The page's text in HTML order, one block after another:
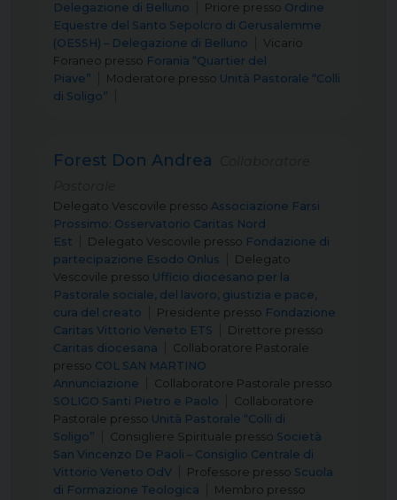
Delegazione di Belluno
Priore presso Ordine
Equestre del Santo Sepolcro di Gerusalemme
(OESSH) – Delegazione di Belluno
Vicario
Foraneo presso Forania “Quartier del
Piave”
Moderatore presso Unità Pastorale “Colli
di Soligo”
Forest Don Andrea
Delegato Vescovile presso Associazione Farsi
Prossimo: Osservatorio Caritas Nord
Est
Delegato Vescovile presso Fondazione di
partecipazione Esodo Onlus
Delegato
Vescovile presso Ufficio diocesano per la
Pastorale sociale, del lavoro, giustizia e pace,
cura del creato
Presidente presso Fondazione
Caritas Vittorio Veneto ETS
Direttore presso
Caritas diocesana
Collaboratore Pastorale
presso COL SAN MARTINO
Annunciazione
Collaboratore Pastorale presso
SOLIGO Santi Pietro e Paolo
Collaboratore
Pastorale presso Unità Pastorale “Colli di
Soligo”
Consigliere Spirituale presso Società
San Vincenzo De Paoli – Consiglio Centrale di
Vittorio Veneto OdV
Professore presso Scuola
di Formazione Teologica
Membro presso